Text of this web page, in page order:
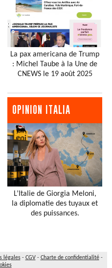
La pax americana de Trump
: Michel Taube à la Une de
CNEWS le 19 août 2025
OPINION ITALIA
L’Italie de Giorgia Meloni,
la diplomatie des tuyaux et
des puissances.
légales- CGV- Charte de confidentialité-